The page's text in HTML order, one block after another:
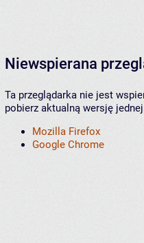
Niewspierana
Ta przeglądarka nie jest
pobierz aktualną wersję
Mozilla Firefox
Google Chrome